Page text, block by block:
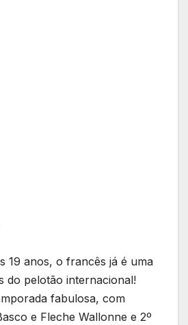
19 anos, o francês já é uma
do pelotão internacional!
fabulosa, com
e Fleche Wallonne e 2º